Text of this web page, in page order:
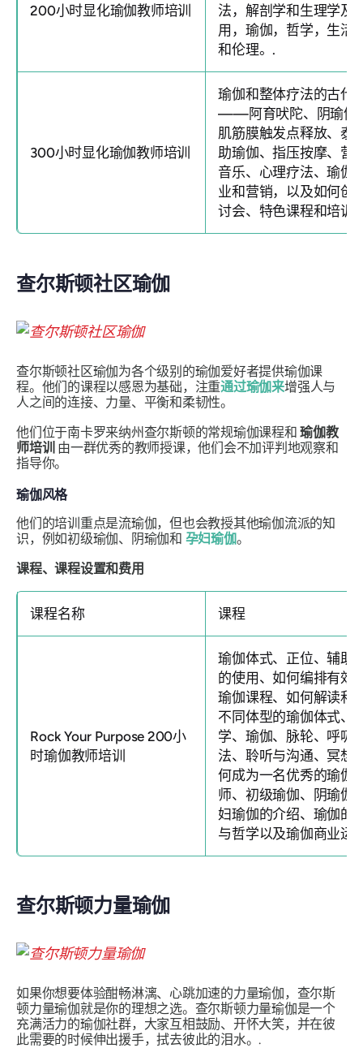
200小时显化瑜伽教师培训
法，解剖学和生理学及
用，瑜伽，哲学，生活
和伦理。.
300小时显化瑜伽教师培训
瑜伽和整体疗法的古代
——阿育吠陀、阴瑜伽
肌筋膜触发点释放、泰
助瑜伽、指压按摩、营
音乐、心理疗法、瑜伽
业和营销，以及如何创
讨会、特色课程和培训
查尔斯顿社区瑜伽
查尔斯顿社区瑜伽为各个级别的瑜伽爱好者提供瑜伽课
程。他们的课程以感恩为基础，注重通过瑜伽来增强人与
人之间的连接、力量、平衡和柔韧性。
他们位于南卡罗来纳州查尔斯顿的常规瑜伽课程和瑜伽教
师培训 由一群优秀的教师授课，他们会不加评判地观察和
指导你。
瑜伽风格
他们的培训重点是流瑜伽，但也会教授其他瑜伽流派的知
识，例如初级瑜伽、阴瑜伽和 孕妇瑜伽。
课程、课程设置和费用
课程名称 课程
Rock Your Purpose 200小
时瑜伽教师培训
瑜伽体式、正位、辅助
的使用、如何编排有效
瑜伽课程、如何解读和
不同体型的瑜伽体式、
学、瑜伽、脉轮、呼吸
法、聆听与沟通、冥想
何成为一名优秀的瑜伽
师、初级瑜伽、阴瑜伽
妇瑜伽的介绍、瑜伽的
与哲学以及瑜伽商业运
查尔斯顿力量瑜伽
如果你想要体验酣畅淋漓、心跳加速的力量瑜伽，查尔斯
顿力量瑜伽就是你的理想之选。查尔斯顿力量瑜伽是一个
充满活力的瑜伽社群，大家互相鼓励、开怀大笑，并在彼
此需要的时候伸出援手，拭去彼此的泪水。.